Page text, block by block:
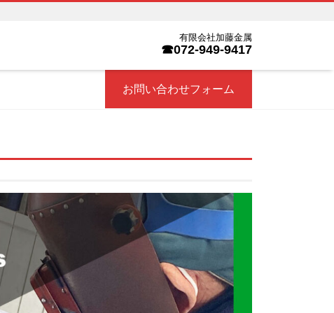
有限会社加藤金属
☎072-949-9417
お問い合わせフォーム